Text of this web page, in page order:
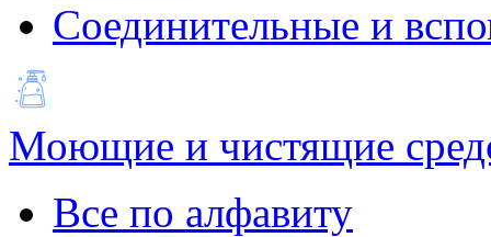
Соединительные и
Моющие и чистящие
Все по алфавиту